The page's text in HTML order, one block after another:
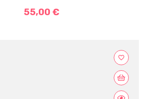
55,00 €
favorite_border